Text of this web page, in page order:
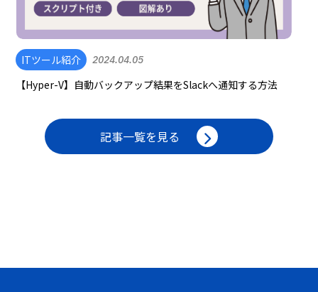
ITツール紹介 2024.04.05
【Hyper-V】自動バックアップ結果をSlackへ通知する方法
記事一覧を見る